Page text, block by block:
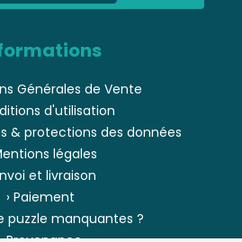
Générales de Vente
d'utilisation
& protections des données
légales
et livraison
› Paiement
puzzle manquantes ?